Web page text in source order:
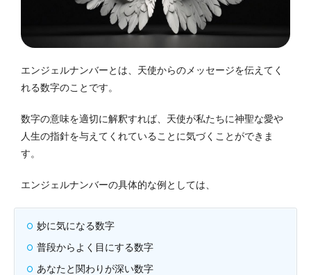
エンジェルナンバーとは、天使からのメッセージを伝えてく
れる数字のことです。
数字の意味を適切に解釈すれば、天使が私たちに神聖な愛や
人生の指針を与えてくれていることに気づくことができま
す。
エンジェルナンバーの具体的な例としては、
妙に気になる数字
普段からよく目にする数字
あなたと関わりが深い数字